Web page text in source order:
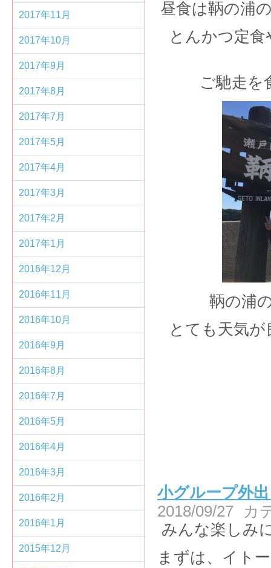
昼食は鞆の浦
とんかつ定
ご馳走を
鞆の浦
とても天気
小グループ外
2018/09/27
カ
みんな楽しみ
まずは、イト
2017年11月
2017年10月
2017年9月
2017年8月
2017年7月
2017年5月
2017年4月
2017年3月
2017年2月
2017年1月
2016年12月
2016年11月
2016年10月
2016年9月
2016年8月
2016年7月
2016年5月
2016年4月
2016年3月
2016年2月
2016年1月
2015年12月